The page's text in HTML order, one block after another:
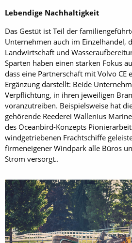
Lebendige Nachhaltigkeit
Das Gestüt ist Teil der
Unternehmen auch im Einzelhandel,
Landwirtschaft und
Sparten haben einen starken Fokus
dass eine Partnerschaft mit Volvo CE
Ergänzung darstellt: Beide
Verpflichtung, in ihren jeweiligen
voranzutreiben. Beispielsweise hat
gehörende Reederei Wallenius
des Oceanbird-Konzepts
windgetriebenen Frachtschiffe
firmeneigener Windpark alle Büros
Strom versorgt..